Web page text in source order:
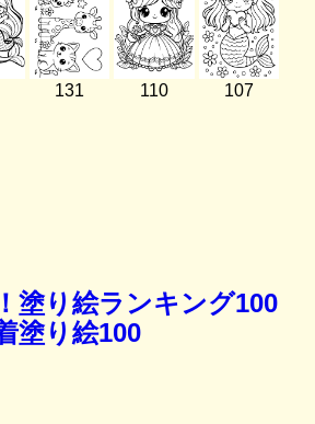
131 110 107
塗り絵ランキング100
塗り絵100